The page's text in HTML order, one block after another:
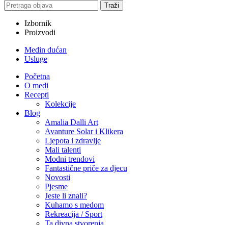
Traži
Izbornik
Proizvodi
Medin dućan
Usluge
Početna
O medi
Recepti
Kolekcije
Blog
Amalia Dalli Art
Avanture Solar i Klikera
Ljepota i zdravlje
Mali talenti
Modni trendovi
Fantastične priče za djecu
Novosti
Pjesme
Jeste li znali?
Kuhamo s medom
Rekreacija / Sport
Ta divna stvorenja